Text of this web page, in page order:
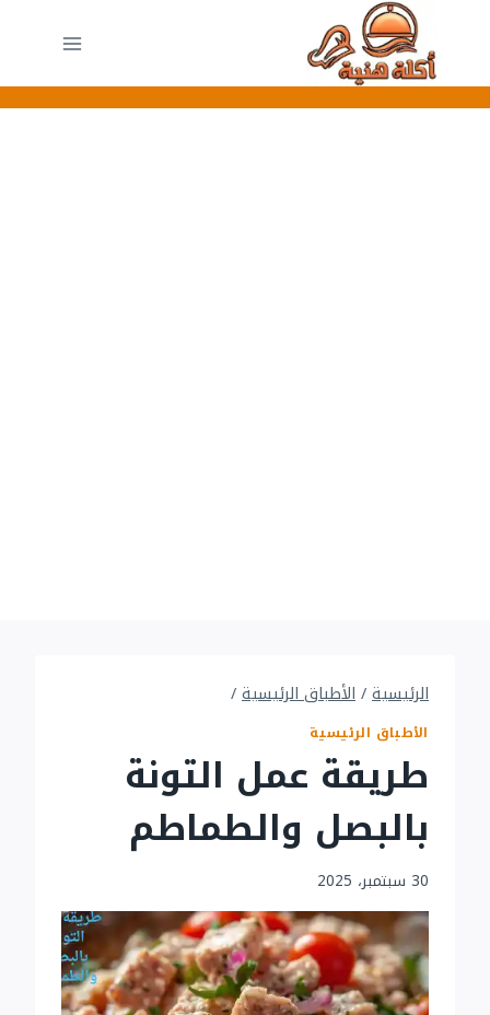
المحتوى
الرئيسية/الأطباق الرئيسية/
الأطباق الرئيسية
طريقة عمل التونة
بالبصل والطماطم
30 سبتمبر، 2025